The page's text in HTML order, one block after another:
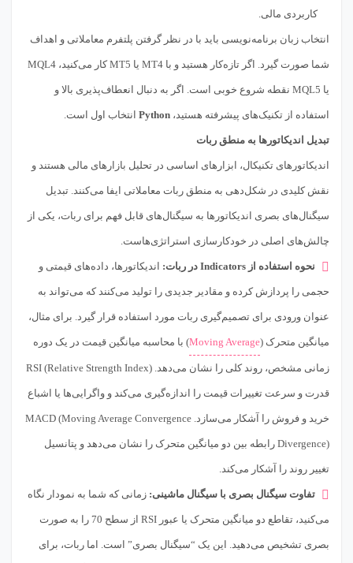
کاربردی مالی.
انتخاب زبان برنامه‌نویسی باید با در نظر گرفتن پلتفرم معاملاتی و اهداف
شما صورت گیرد. اگر تازه‌کار هستید و با MT4 یا MT5 کار می‌کنید، MQL4
یا MQL5 نقطه شروع خوبی است. اگر به دنبال انعطاف‌پذیری بالا و
استفاده از تکنیک‌های پیشرفته هستید، Python انتخاب اول است.
تبدیل اندیکاتورها به منطق ربات
اندیکاتورهای تکنیکال، ابزارهای اساسی در تحلیل بازارهای مالی هستند و
نقش کلیدی در شکل‌دهی به منطق ربات معاملاتی ایفا می‌کنند. تبدیل
سیگنال‌های بصری اندیکاتورها به سیگنال‌های قابل فهم برای ربات، یکی از
چالش‌های اصلی در خودکارسازی استراتژی‌هاست.
نحوه استفاده از Indicators در ربات: اندیکاتورها، داده‌های قیمتی و
حجمی را پردازش کرده و مقادیر جدیدی را تولید می‌کنند که می‌تواند به
عنوان ورودی برای تصمیم‌گیری ربات مورد استفاده قرار گیرد. برای مثال،
میانگین متحرک (Moving Average) با محاسبه میانگین قیمت در یک دوره
زمانی مشخص، روند کلی را نشان می‌دهد. RSI (Relative Strength Index)
قدرت و سرعت تغییرات قیمت را اندازه‌گیری می‌کند و واگرایی‌ها یا اشباع
خرید و فروش را آشکار می‌سازد. MACD (Moving Average Convergence
Divergence) رابطه بین دو میانگین متحرک را نشان می‌دهد و پتانسیل
تغییر روند را آشکار می‌کند.
تفاوت سیگنال بصری با سیگنال ماشینی: زمانی که شما به نمودار نگاه
می‌کنید، تقاطع دو میانگین متحرک یا عبور RSI از سطح 70 را به صورت
بصری تشخیص می‌دهید. این یک “سیگنال بصری” است. اما ربات، برای